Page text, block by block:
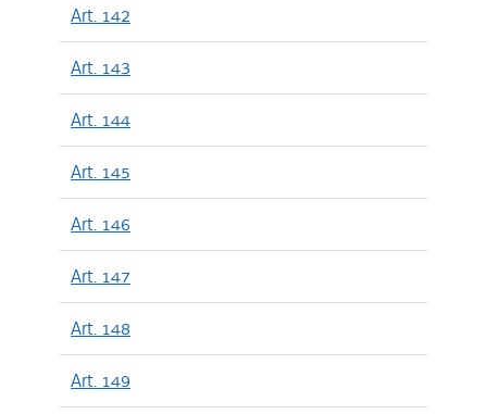
Art. 142
Art. 143
Art. 144
Art. 145
Art. 146
Art. 147
Art. 148
Art. 149